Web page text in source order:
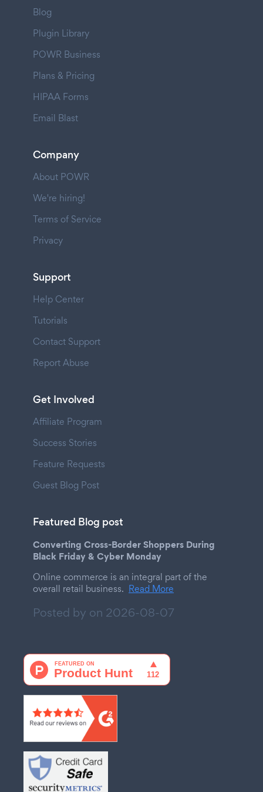
Blog
Plugin Library
POWR Business
Plans & Pricing
HIPAA Forms
Email Blast
Company
About POWR
We're hiring!
Terms of Service
Privacy
Support
Help Center
Tutorials
Contact Support
Report Abuse
Get Involved
Affiliate Program
Success Stories
Feature Requests
Guest Blog Post
Featured Blog post
Converting Cross-Border Shoppers During
Black Friday & Cyber Monday
Online commerce is an integral part of the
overall retail business. Read More
Posted by on 2026-08-07